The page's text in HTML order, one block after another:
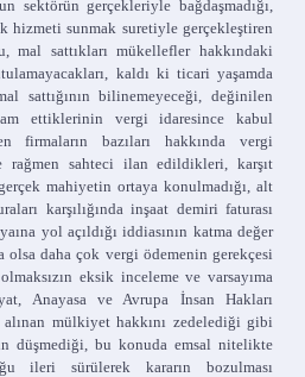
sektörün gerçekleriyle bağdaşmadığı,
hizmeti sunmak suretiyle gerçekleştiren
mal sattıkları mükellefler hakkındaki
kaldı ki ticari yaşamda
sattığının bilinemeyeceği, değinilen
ettiklerinin vergi idaresince kabul
firmaların bazıları hakkında vergi
rağmen sahteci ilan edildikleri, karşıt
mahiyetin ortaya konulmadığı, alt
karşılığında inşaat demiri faturası
yol açıldığı iddiasının katma değer
olsa daha çok vergi ödemenin gerekçesi
eksik inceleme ve varsayıma
Anayasa ve Avrupa İnsan Hakları
mülkiyet hakkını zedelediği gibi
düşmediği, bu konuda emsal nitelikte
ileri sürülerek kararın bozulması